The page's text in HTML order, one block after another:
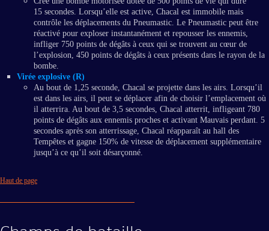
15 secondes. Lorsqu’elle est active, Chacal est immobile mais
contrôle les déplacements du Pneumastic. Le Pneumastic peut être
réactivé pour exploser instantanément et repousser les ennemis,
infliger 750 points de dégâts à ceux qui se trouvent au cœur de
l’explosion, 450 points de dégâts à ceux présents dans le rayon de la
bombe.
Virée explosive (R)
Au bout de 1,25 seconde, Chacal se projette dans les airs. Lorsqu’il
est dans les airs, il peut se déplacer afin de choisir l’emplacement où
il atterrira. Au bout de 3,5 secondes, Chacal atterrit, infligeant 780
points de dégâts aux ennemis proches et activant Mauvais perdant. 5
secondes après son atterrissage, Chacal réapparaît au hall des
Tempêtes et gagne 150% de vitesse de déplacement supplémentaire
jusqu’à ce qu’il soit désarçonné.
Haut de page